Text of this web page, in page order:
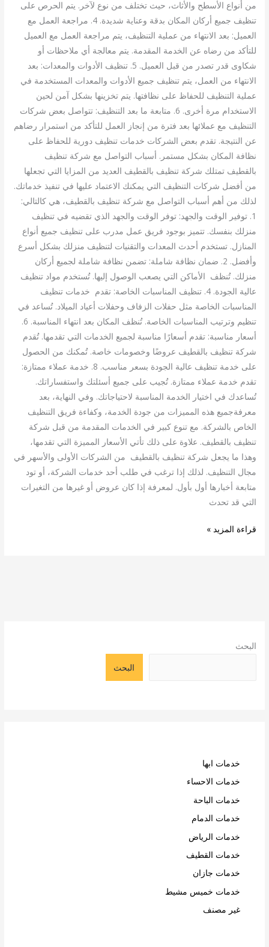
من أنواع الأسطح والأثاث، حيث تختلف من نوع لآخر. يتم الحرص على
تنظيف جميع أركان المكان بدقة وعناية شديدة. 4. مراجعة العمل مع
العميل: بعد الانتهاء من عملية التنظيف، يتم مراجعة العمل مع العميل
للتأكد من رضاه عن الخدمة المقدمة. يتم معالجة أي ملاحظات أو
شكاوى قدر تصدر من قبل العميل. 5. تنظيف الأدوات والمعدات: بعد
الانتهاء من العمل، يتم تنظيف جميع الأدوات والمعدات المستخدمة في
عملية التنظيف للحفاظ على نظافتها. يتم تخزينها بشكل آمن لحين
الاستخدام مرة أخرى. 6. متابعة ما بعد التنظيف: تتواصل بعض شركات
التنظيف مع عملائها بعد فترة من إنجاز العمل للتأكد من استمرار رضاهم
عن النتيجة. تقدم بعض الشركات خدمات تنظيف دورية للحفاظ على
نظافة المكان بشكل مستمر. أسباب التواصل مع شركة تنظيف
بالقطيف تمتلك شركة تنظيف بالقطيف العديد من المزايا التي تجعلها
من أفضل شركات التنظيف التي يمكنك الاعتماد عليها في تنفيذ خدماتك.
لذلك من أهم أسباب التواصل مع شركة تنظيف بالقطيف، هي كالتالي:
1. توفير الوقت والجهد: توفر الوقت والجهد الذي تقضيه في تنظيف
منزلك بنفسك. تتميز بوجود فريق عمل مدرب على تنظيف جميع أنواع
المنازل. تستخدم أحدث المعدات والتقنيات لتنظيف منزلك بشكل أسرع
وأفضل. 2. ضمان نظافة شاملة: تضمن نظافة شاملة لجميع أركان
منزلك. تُنظف الأماكن التي يصعب الوصول إليها. تُستخدم مواد تنظيف
عالية الجودة. 4. تنظيف المناسبات الخاصة: تقدم خدمات تنظيف
المناسبات الخاصة مثل حفلات الزفاف وحفلات أعياد الميلاد. تُساعد في
تنظيم وترتيب المناسبات الخاصة. تُنظف المكان بعد انتهاء المناسبة. 6.
أسعار مناسبة: تقدم أسعارًا مناسبة لجميع الخدمات التي تقدمها. تُقدم
شركة تنظيف بالقطيف عروضًا وخصومات خاصة. تُمكنك من الحصول
على خدمة تنظيف عالية الجودة بسعر مناسب. 8. خدمة عملاء ممتازة:
تقدم خدمة عملاء ممتازة. تُجيب على جميع أسئلتك واستفساراتك.
تُساعدك في اختيار الخدمة المناسبة لاحتياجاتك. وفي النهاية، بعد
معرفةجميع هذه المميزات من جودة الخدمة، وكفاءة فريق التنظيف
الخاص بالشركة. مع تنوع كبير في الخدمات المقدمة من قبل شركة
تنظيف بالقطيف. علاوة على ذلك تأتي الأسعار المميزة التي تقدمها،
وهذا ما يجعل شركة تنظيف بالقطيف من الشركات الأولى والأسهر في
مجال التنظيف. لذلك إذا ترغب في طلب أحد خدمات الشركة، أو تود
متابعة أخبارها أول بأول. لمعرفة إذا كان عروض أو غيرها من التغيرات
التي قد تحدث
قراءة المزيد »
البحث
البحث
خدمات ابها
خدمات الاحساء
خدمات الباحة
خدمات الدمام
خدمات الرياض
خدمات القطيف
خدمات جازان
خدمات خميس مشيط
غير مصنف